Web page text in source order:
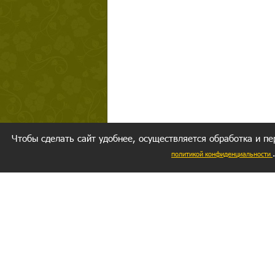
Чтобы сделать сайт удобнее, осуществляется обработка и
политикой конфиденциальности